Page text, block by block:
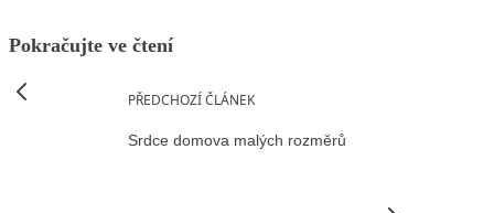
Pokračujte ve čtení
PŘEDCHOZÍ ČLÁNEK
Srdce domova malých rozměrů